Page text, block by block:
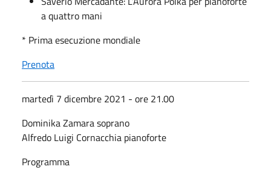
a quattro mani
* Prima esecuzione mondiale
Prenota
martedì 7 dicembre 2021 - ore 21.00
Dominika Zamara soprano
Alfredo Luigi Cornacchia pianoforte
Programma